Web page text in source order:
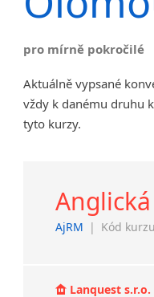
Chrudim
Hodonín
Klatovy
Kolín
Vysoká nad
pro mírně pokročilé
Aktuálně vypsané
vždy k danému druhu
tyto kurzy.
AjRM | Kód kurzu
Lanquest s.r.o.